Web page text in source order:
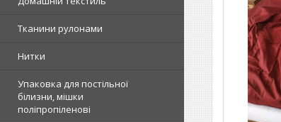
Тканини рулонами
Нитки
Упаковка для постільної
білизни, мішки
поліпропіленові